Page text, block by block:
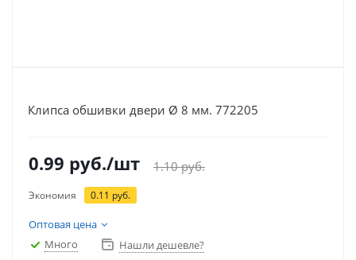
Клипса обшивки двери Ø 8 мм. 772205
0.99 руб./шт 1.10руб.
Экономия 0.11 руб.
Оптовая цена
Много
Нашли дешевле?